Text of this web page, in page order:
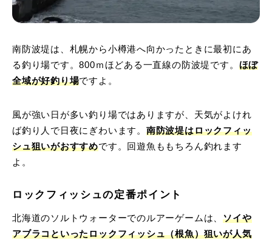
南防波堤は、札幌から小樽港へ向かったときに最初にあ
る釣り場です。800ｍほどある一直線の防波堤です。 ほぼ
全域が好釣り場ですよ。
風が強い日が多い釣り場ではありますが、天気がよけれ
ば釣り人で日夜にぎわいます。 南防波堤はロックフィッ
シュ狙いがおすすめです。回遊魚ももちろん釣れます
よ。
ロックフィッシュの定番ポイント
北海道のソルトウォーターでのルアーゲームは、ソイや
アブラコといったロックフィッシュ（根魚）狙いが人気